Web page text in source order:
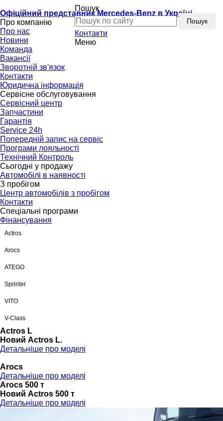
Офіційний представник Mercedes-Benz в Україні
Пошук
Пошук
Контакти
Меню
Про компанію
Про нас
Новини
Команда
Вакансії
Зворотній зв'язок
Контакти
Юридична інформація
Сервісне обслуговування
Сервісний центр
Запчастини
Гарантія
Service 24h
Попередній запис на сервіс
Програми лояльності
Технічний Контроль
Сьогодні у продажу
Автомобілі в наявності
З пробігом
Центр автомобілів з пробігом
Контакти
Спеціальні програми
Фінансування
Actros
Arocs
ATEGO
Sprinter
VITO
V-Class
Actros L
Новий Actros L.
Детальніше про моделі
Arocs
Детальніше про моделі
Arocs 500 т
Новий Actros 500 т
Детальніше про моделі